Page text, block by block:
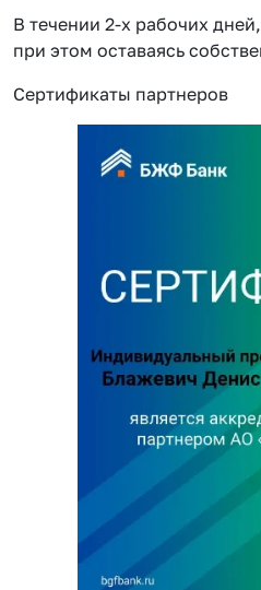
В течении 2-х рабочих
при этом оставаясь
Сертификаты партнеров